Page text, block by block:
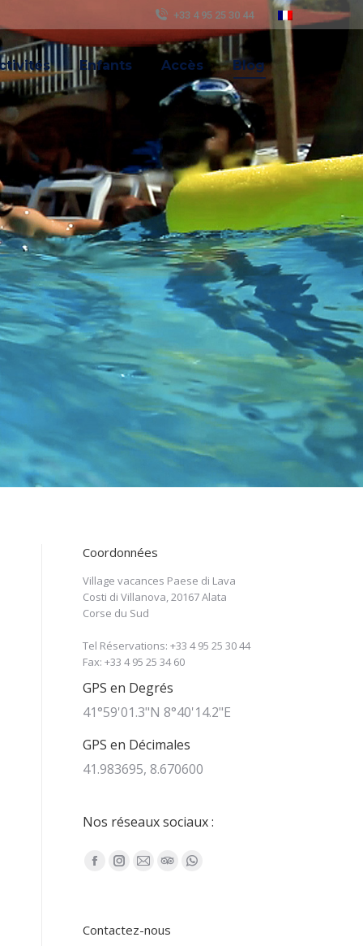
+33 4 95 25 30 44
Enfants Accès Blog
Coordonnées
Village vacances Paese di Lava
Costi di Villanova, 20167 Alata
Corse du Sud
Tel Réservations: +33 4 95 25 30 44
Fax: +33 4 95 25 34 60
GPS en Degrés
41°59'01.3"N 8°40'14.2"E
GPS en Décimales
41.983695, 8.670600
Nos réseaux sociaux :
Trouvez nous sur :
Facebook
in
Instagram
in
E-
opens
TripAdvisor
in
WhatsApp
Contactez-nous